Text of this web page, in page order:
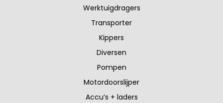
Werktuigdragers
Transporter
Kippers
Diversen
Pompen
Motordoorslijper
Accu’s + laders